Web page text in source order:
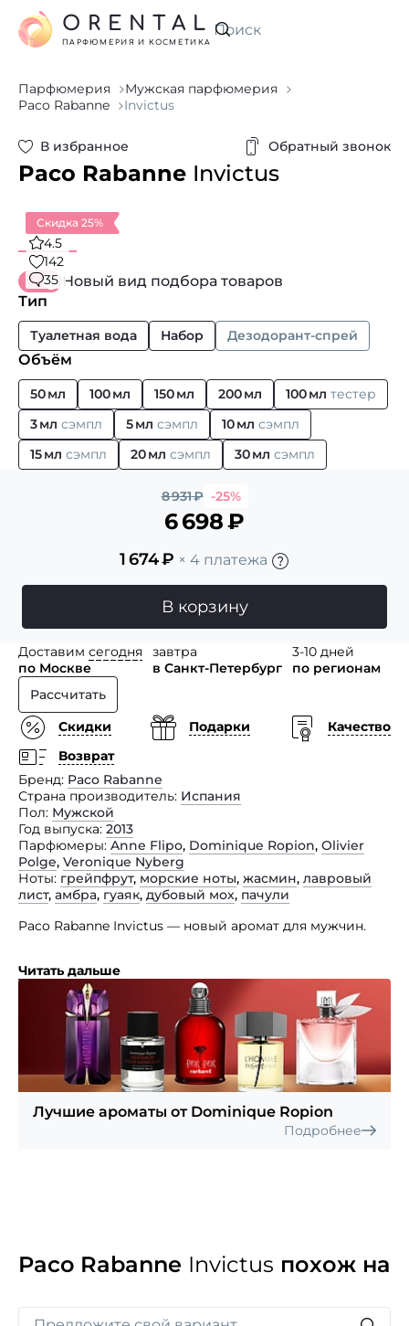
Искать
ORENTAL
ПАРФЮМЕРИЯ И КОСМЕТИКА
Парфюмерия
Мужская парфюмерия
Paco Rabanne
Invictus
В избранное Обратный звонок
Paco Rabanne Invictus
Скидка 25%
4.5
142
35 Новый вид подбора товаров
Тип
Туалетная вода Набор Дезодорант-спрей
Объём
50 мл 100 мл 150 мл 200 мл 100 мл тестер
3 мл сэмпл 5 мл сэмпл 10 мл сэмпл
15 мл сэмпл 20 мл сэмпл 30 мл сэмпл
8 931₽ -25%
6 698₽
1 674₽ × 4 платежа
В корзину
Доставим сегодня
по Москве
завтра
в Санкт-Петербург
3-10 дней
по регионам
Рассчитать
Скидки
Подарки
Качество
Возврат
Бренд Paco Rabanne
Страна производитель Испания
Пол Мужской
Год выпуска 2013
Парфюмеры Anne Flipo, Dominique Ropion, Olivier
Polge, Veronique Nyberg
Ноты грейпфрут, морские ноты, жасмин, лавровый
лист, амбра, гуаяк, дубовый мох, пачули
Paco Rabanne Invictus — новый аромат для мужчин.
композиция, что выделяет ее на фоне большинства
изданий дома. Его название переводится с латыни как
«непобедимый» — именно для такого мужчины
он и создан. Парфюмерная композиция аромата
открывается сплетением цитрусовых мотивов
с морскими. В сердце звучат жасмин и лавровый
лист. В завершении вступает властная база из гуаяка,
серой амбры, пачули и дубового мха.
Читать дальше
Лучшие ароматы от Dominique Ropion
Подробнее
Paco Rabanne Invictus похож на